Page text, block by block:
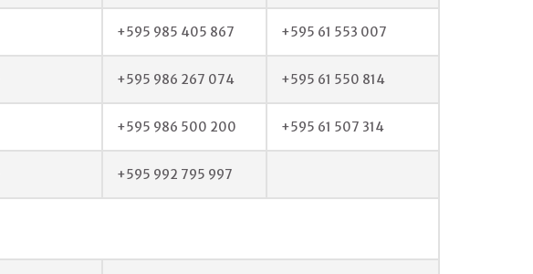
+595 985 405 867 +595 61 553 007
+595 986 267 074 +595 61 550 814
+595 986 500 200 +595 61 507 314
+595 992 795 997